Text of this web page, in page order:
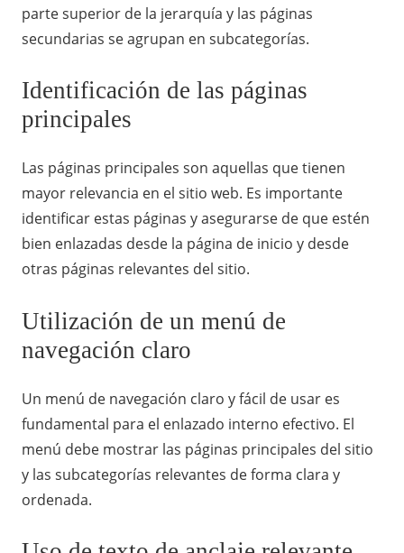
parte superior de la jerarquía y las páginas
secundarias se agrupan en subcategorías.
Identificación de las páginas
principales
Las páginas principales son aquellas que tienen
mayor relevancia en el sitio web. Es importante
identificar estas páginas y asegurarse de que estén
bien enlazadas desde la página de inicio y desde
otras páginas relevantes del sitio.
Utilización de un menú de
navegación claro
Un menú de navegación claro y fácil de usar es
fundamental para el enlazado interno efectivo. El
menú debe mostrar las páginas principales del sitio
y las subcategorías relevantes de forma clara y
ordenada.